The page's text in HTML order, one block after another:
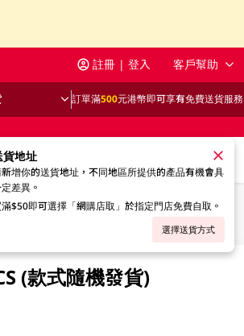
註冊 | 登入 客戶幫助
訂單滿500元港幣即可享有免費送貨服務
貨地址
增你的送貨地址，不同地區所提供的產品有機會具
差異。
滿$50即可選擇「網購店取」於指定門店免費自取。
選擇送貨方式
(款式隨機發貨)